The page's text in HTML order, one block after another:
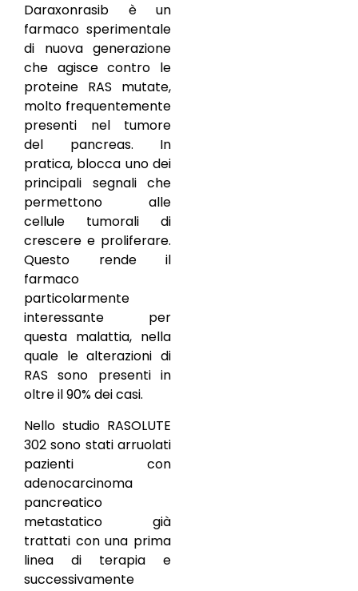
Daraxonrasib è un
farmaco sperimentale
di nuova generazione
che agisce contro le
proteine RAS mutate,
molto frequentemente
presenti nel tumore
del pancreas. In
pratica, blocca uno dei
principali segnali che
permettono alle
cellule tumorali di
crescere e proliferare.
Questo rende il
farmaco
particolarmente
interessante per
questa malattia, nella
quale le alterazioni di
RAS sono presenti in
oltre il 90% dei casi.
Nello studio RASOLUTE
302 sono stati arruolati
pazienti con
adenocarcinoma
pancreatico
metastatico già
trattati con una prima
linea di terapia e
successivamente